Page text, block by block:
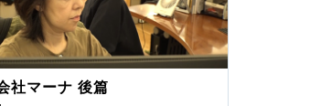
社マーナ 後篇